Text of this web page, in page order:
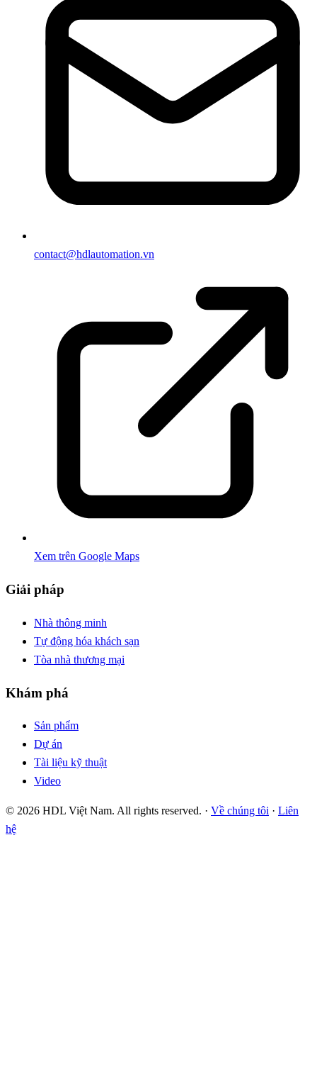
contact@hdlautomation.vn
Xem trên Google Maps
Giải pháp
Nhà thông minh
Tự động hóa khách sạn
Tòa nhà thương mại
Khám phá
Sản phẩm
Dự án
Tài liệu kỹ thuật
Video
© 2026 HDL Việt Nam. All rights reserved. · Về chúng tôi · Liên
hệ